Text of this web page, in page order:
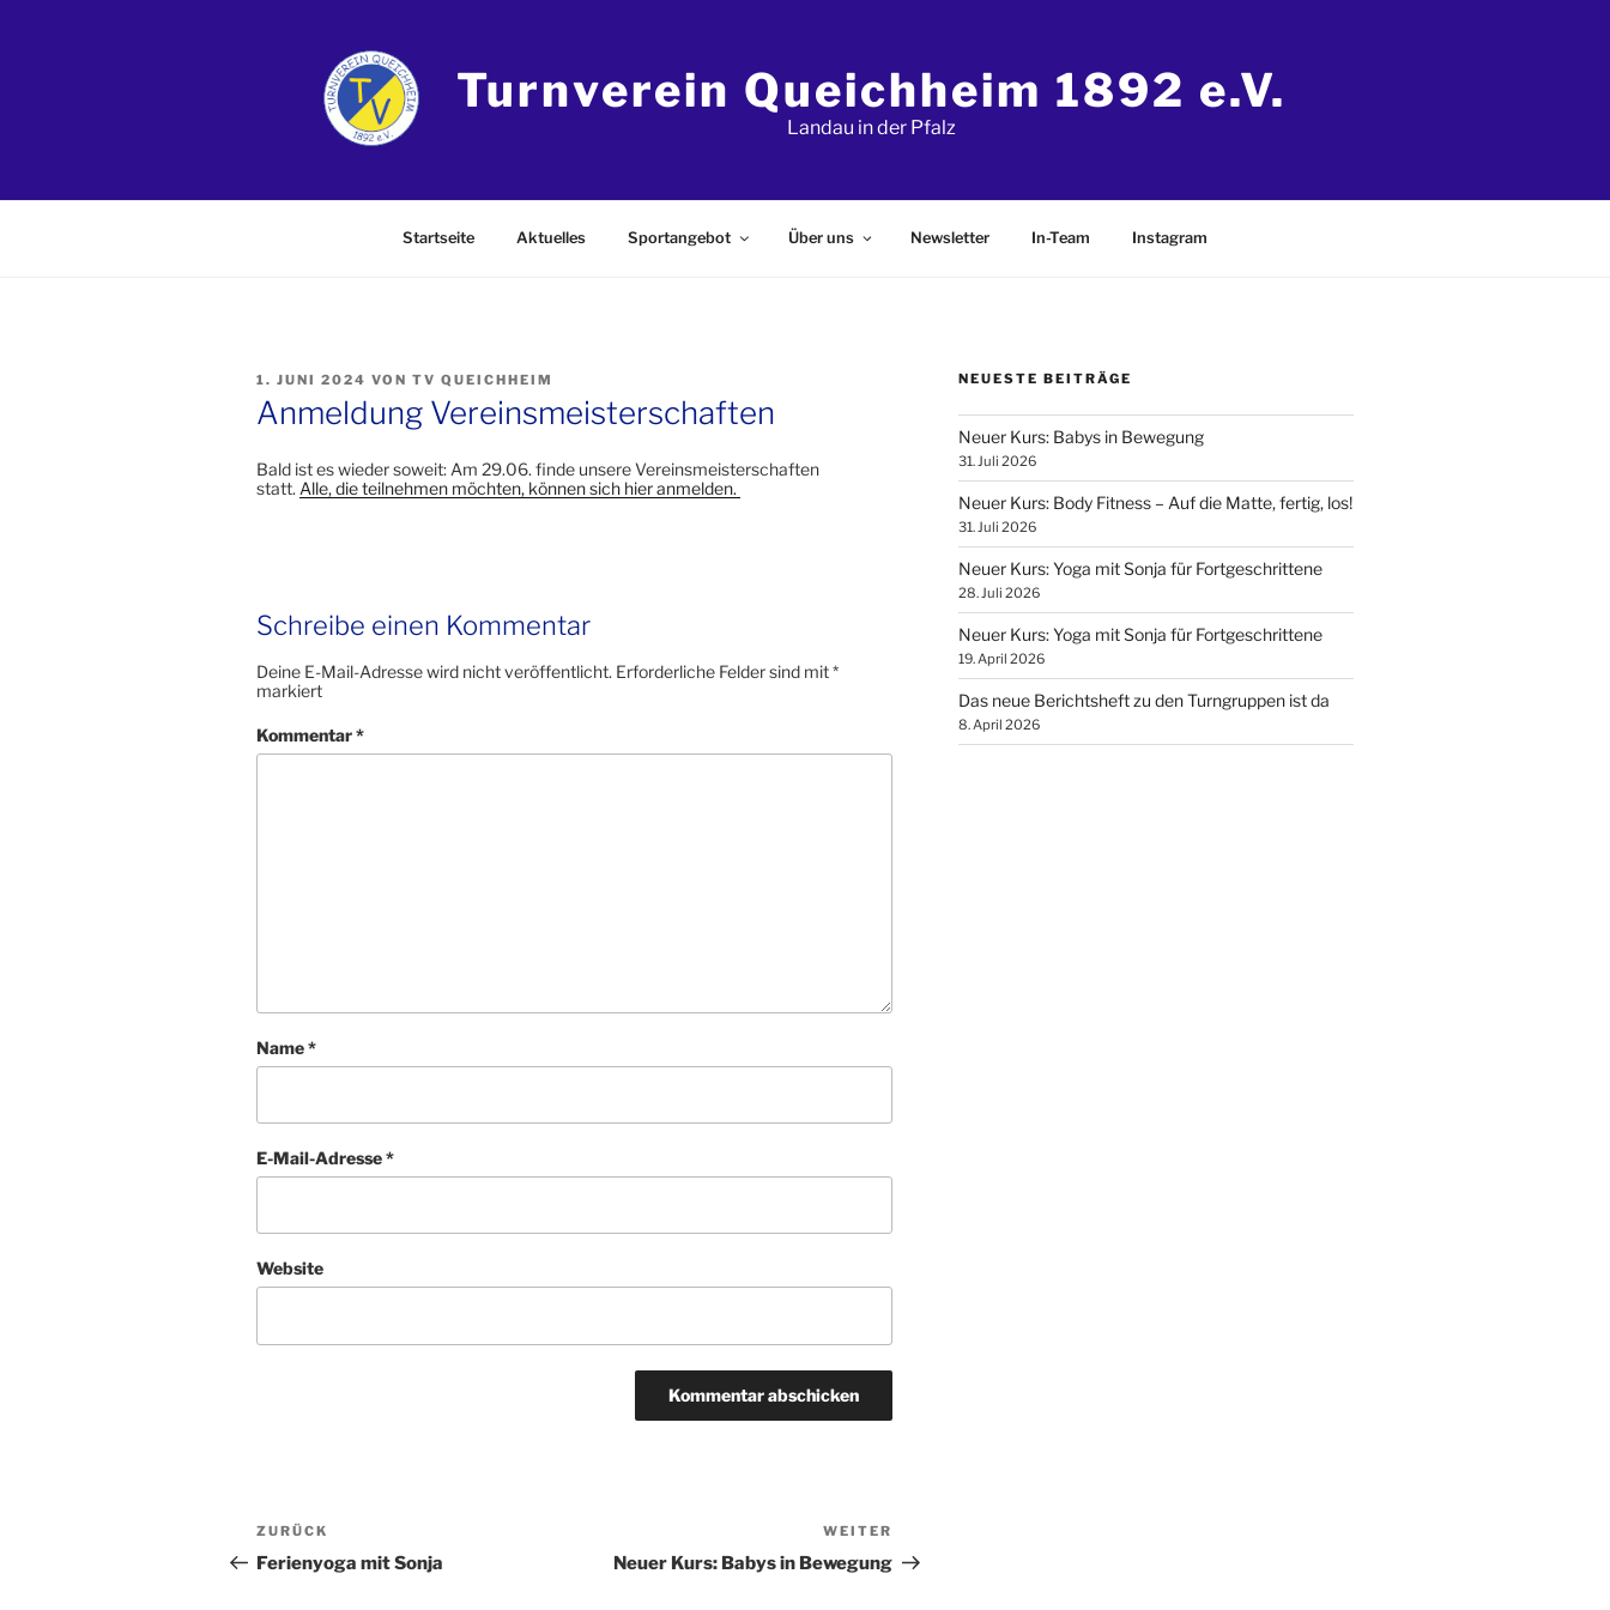
Turnverein Queichheim 1892 e.V.
Landau in der Pfalz
Startseite Aktuelles Sportangebot Über uns Newsletter In-Team Instagram
VERÖFFENTLICHT
AM
1. JUNI 2024 VON TV QUEICHHEIM
Anmeldung Vereinsmeisterschaften
Bald ist es wieder soweit: Am 29.06. finde unsere Vereinsmeisterschaften
statt. Alle, die teilnehmen möchten, können sich hier anmelden.
Schreibe einen Kommentar
Deine E-Mail-Adresse wird nicht veröffentlicht. Erforderliche Felder sind mit*
markiert
Kommentar*
Name*
E-Mail-Adresse*
Website
Beitragsnavigation
Vorheriger
ZURÜCK
Ferienyoga mit Sonja
WEITER
Neuer Kurs: Babys in Bewegung
NEUESTE BEITRÄGE
Neuer Kurs: Babys in Bewegung
31. Juli 2026
Neuer Kurs: Body Fitness – Auf die Matte, fertig, los!
31. Juli 2026
Neuer Kurs: Yoga mit Sonja für Fortgeschrittene
28. Juli 2026
Neuer Kurs: Yoga mit Sonja für Fortgeschrittene
19. April 2026
Das neue Berichtsheft zu den Turngruppen ist da
8. April 2026